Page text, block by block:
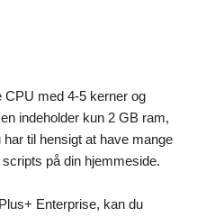
CPU med 4-5 kerner og
indeholder kun 2 GB ram,
til hensigt at have mange
på din hjemmeside.
Enterprise, kan du